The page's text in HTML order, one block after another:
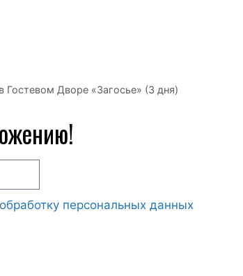
Дворе «Загосье» (3 дня)
персональных данных